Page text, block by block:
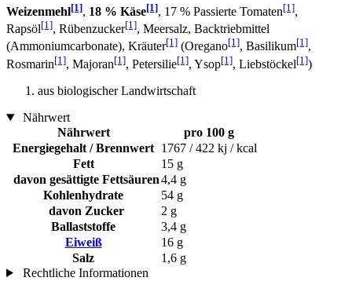
Weizenmehl[1], 18 % Käse[1], 17 % Passierte Tomaten[1],
Rapsöl[1], Rübenzucker[1], Meersalz, Backtriebmittel
(Ammoniumcarbonate), Kräuter[1] (Oregano[1], Basilikum[1],
Rosmarin[1], Majoran[1], Petersilie[1], Ysop[1], Liebstöckel[1])
aus biologischer Landwirtschaft
Nährwert
Nährwert
pro 100 g
Energiegehalt / Brennwert 1767 / 422 kj / kcal
Fett
15 g
davon gesättigte Fettsäuren4,4 g
Kohlenhydrate
54 g
davon Zucker
2 g
Ballaststoffe
3,4 g
Eiweiß
16 g
Salz
1,6 g
Rechtliche Informationen